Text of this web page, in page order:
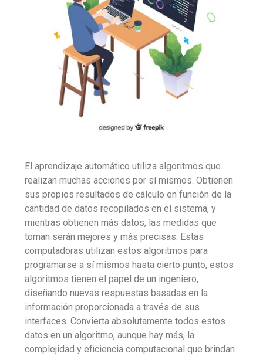
El aprendizaje automático utiliza algoritmos que
realizan muchas acciones por sí mismos. Obtienen
sus propios resultados de cálculo en función de la
cantidad de datos recopilados en el sistema, y ​​
mientras obtienen más datos, las medidas que
toman serán mejores y más precisas. Estas
computadoras utilizan estos algoritmos para
programarse a sí mismos hasta cierto punto, estos
algoritmos tienen el papel de un ingeniero,
diseñando nuevas respuestas basadas en la
información proporcionada a través de sus
interfaces. Convierta absolutamente todos estos
datos en un algoritmo, aunque hay más, la
complejidad y eficiencia computacional que brindan